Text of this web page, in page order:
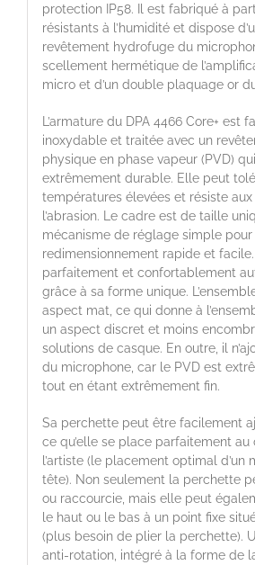
protection IP58. Il est fabriqué à
résistants à l’humidité et dispose
revêtement hydrofuge du
scellement hermétique de
micro et d’un double plaquage or
L’armature du DPA 4466 Core+ est
inoxydable et traitée avec un
physique en phase vapeur (PVD)
extrêmement durable. Elle peut
températures élevées et résiste
l’abrasion. Le cadre est de taille
mécanisme de réglage simple pour
redimensionnement rapide et facile.
parfaitement et confortablement
grâce à sa forme unique.
aspect mat, ce qui donne à
un aspect discret et moins
solutions de casque. En outre, il
du microphone, car le PVD est
tout en étant extrêmement fin.
Sa perchette peut être facilement
ce qu’elle se place parfaitement au
l’artiste (le placement optimal d’un
tête). Non seulement la perchette
ou raccourcie, mais elle peut
le haut ou le bas à un point fixe
(plus besoin de plier la perchette).
anti-rotation, intégré à la forme de